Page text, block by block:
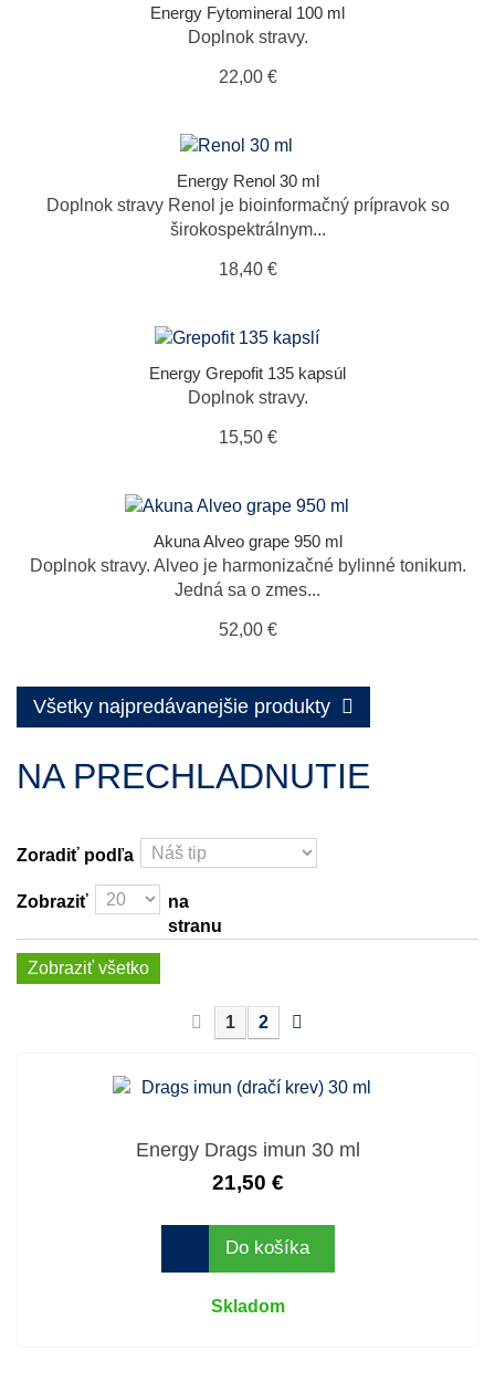
Energy Fytomineral 100 ml
Doplnok stravy.
22,00 €
Energy Renol 30 ml
Doplnok stravy Renol je bioinformačný prípravok so
širokospektrálnym...
18,40 €
Energy Grepofit 135 kapsúl
Doplnok stravy.
15,50 €
Akuna Alveo grape 950 ml
Doplnok stravy. Alveo je harmonizačné bylinné tonikum.
Jedná sa o zmes...
52,00 €
Všetky najpredávanejšie produkty
NA PRECHLADNUTIE
Zoradiť podľa
Zobraziť
na
stranu
Zobraziť všetko
1 2
Energy Drags imun 30 ml
21,50 €
Do košíka
Skladom